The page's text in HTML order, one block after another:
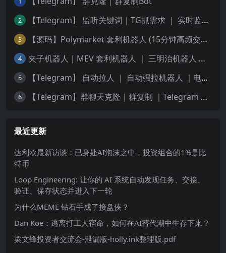
2 【Telegram】 监听关键词｜TG抓需求 ｜ 实时监测频道
3 【源码】Polymarket 套利机器人 (15分钟高频交易) — 稳定运行版｜更新5种策略
4 夹子机器人｜MEV 套利机器人 ｜ 三明治机器人 ｜ 抢跑机器人 ｜ 绿色安全版源码 ｜ 多语言版本 Python 、JS、Rust | 多链
5 【Telegram】 自动拉人 ｜ 自动强拉机器人 ｜电报群拉人Bot🤖️
6 【Telegram】群聊天克隆｜群复制 ｜Telegram 历史记录转发
最近更新
达利欧最新访谈：已身处AI泡沫之中，投资组合的1%是比
特币
Loop Engineering: 让你的 AI 系统自动发现任务、交接、
验证、保存状态并进入下一轮
为什么MEME 钻石手成了接盘侠？
Dan Koe：逃离打工人宿命，如何在AI替代潮中生存下来？
梁文锋投资者交流会-泄漏版-holly.ink整理版.pdf